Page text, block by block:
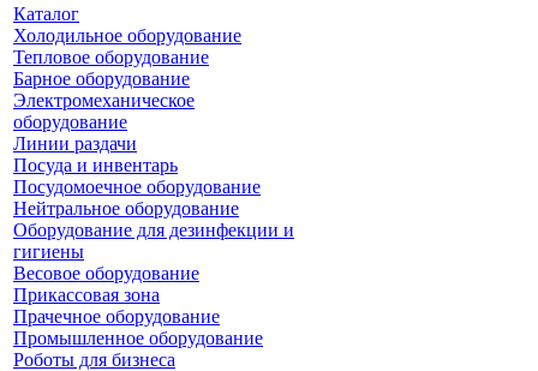
Каталог
Холодильное оборудование
Тепловое оборудование
Барное оборудование
Электромеханическое
оборудование
Линии раздачи
Посуда и инвентарь
Посудомоечное оборудование
Нейтральное оборудование
Оборудование для дезинфекции и
гигиены
Весовое оборудование
Прикассовая зона
Прачечное оборудование
Промышленное оборудование
Роботы для бизнеса